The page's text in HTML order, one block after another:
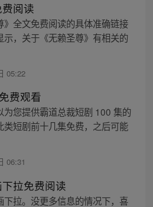
阅读
》全文免费阅读的具体准确链接
，关于《无赖圣尊》有相关的
05:22
费观看
为您提供霸道总裁短剧 100 集的
短剧前十几集免费，之后可能
06:31
拉免费阅读
下拉。没更多信息的情况下，喜